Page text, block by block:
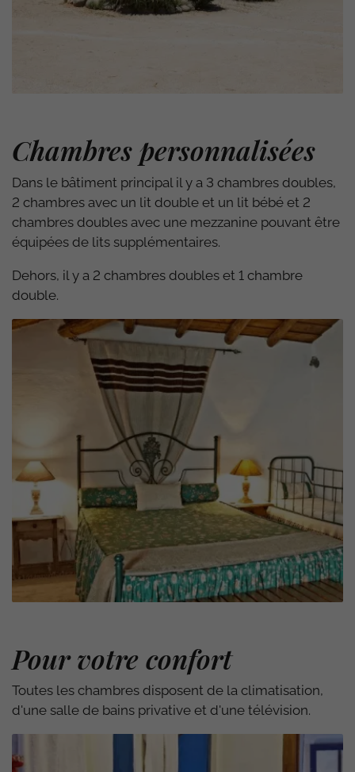
Chambres personnalisées
Dans le bâtiment principal il y a 3 chambres doubles,
2 chambres avec un lit double et un lit bébé et 2
chambres doubles avec une mezzanine pouvant être
équipées de lits supplémentaires.
Dehors, il y a 2 chambres doubles et 1 chambre
double.
Pour votre confort
Toutes les chambres disposent de la climatisation,
d'une salle de bains privative et d'une télévision.